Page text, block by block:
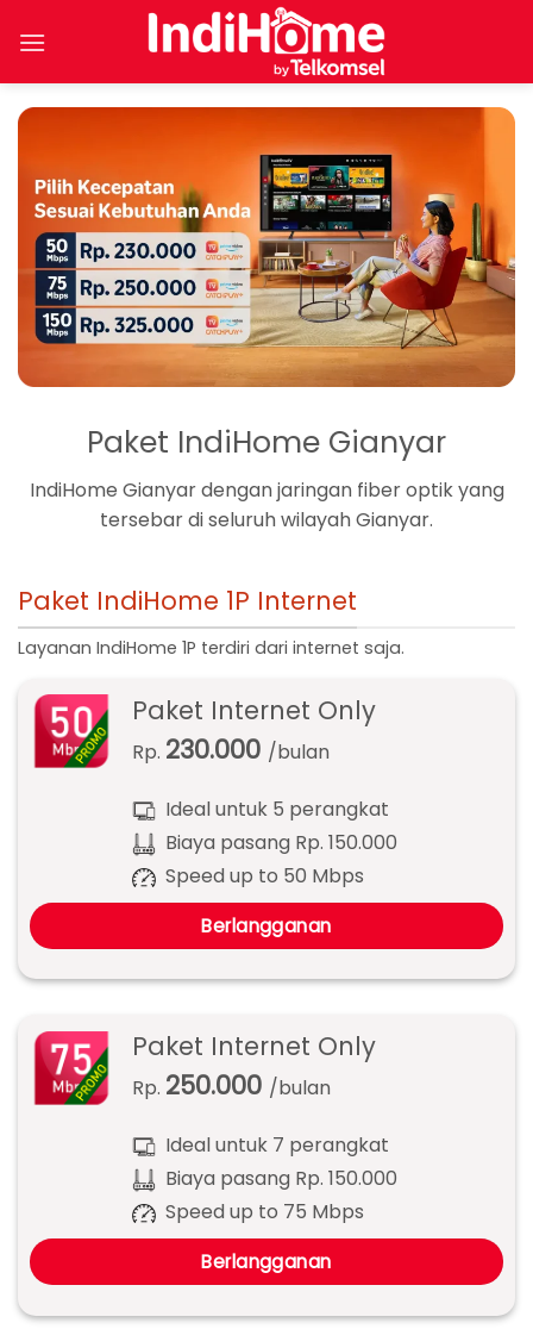
Paket IndiHome Gianyar
IndiHome Gianyar dengan jaringan fiber optik yang
tersebar di seluruh wilayah Gianyar.
Paket IndiHome 1P Internet
Layanan IndiHome 1P terdiri dari internet saja.
Paket Internet Only
Rp. 230.000 /bulan
Ideal untuk 5 perangkat
Biaya pasang Rp. 150.000
Speed up to 50 Mbps
Berlangganan
Paket Internet Only
Rp. 250.000 /bulan
Ideal untuk 7 perangkat
Biaya pasang Rp. 150.000
Speed up to 75 Mbps
Berlangganan